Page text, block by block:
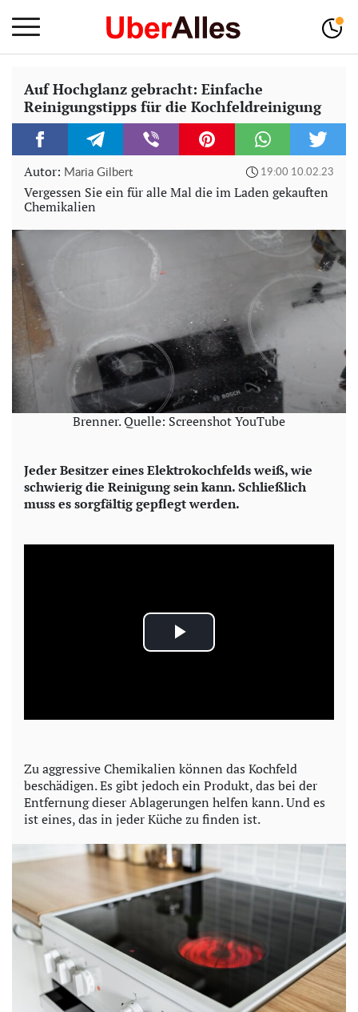
Auf Hochglanz gebracht: Einfache
Reinigungstipps für die Kochfeldreinigung
Autor: Maria Gilbert 19:00 10.02.23
Vergessen Sie ein für alle Mal die im Laden gekauften
Chemikalien
Brenner. Quelle: Screenshot YouTube
Jeder Besitzer eines Elektrokochfelds weiß, wie
schwierig die Reinigung sein kann. Schließlich
muss es sorgfältig gepflegt werden.
P
a
y
V
i
d
e
o
Zu aggressive Chemikalien können das Kochfeld
beschädigen. Es gibt jedoch ein Produkt, das bei der
Entfernung dieser Ablagerungen helfen kann. Und es
ist eines, das in jeder Küche zu finden ist.